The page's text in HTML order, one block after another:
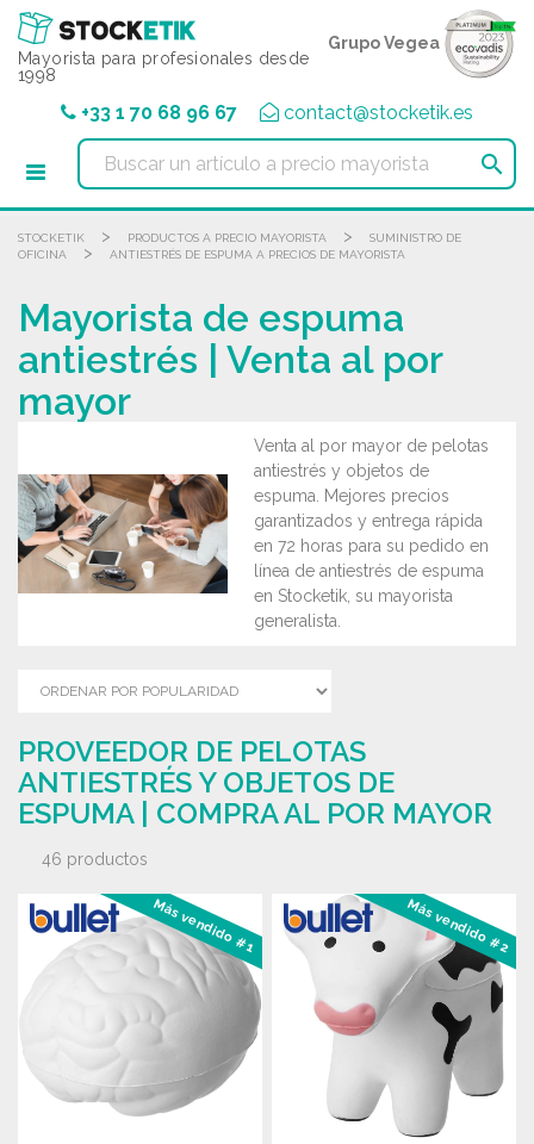
Mayorista para profesionales desde
1998
Grupo Vegea
+33 1 70 68 96 67 contact@stocketik.es

STOCKETIK > PRODUCTOS A PRECIO MAYORISTA >
SUMINISTRO DE
OFICINA
> ANTIESTRÉS DE ESPUMA A PRECIOS DE MAYORISTA
Mayorista de espuma
antiestrés | Venta al por
mayor
Venta al por mayor de pelotas
antiestrés y objetos de
espuma. Mejores precios
garantizados y entrega rápida
en 72 horas para su pedido en
línea de antiestrés de espuma
en Stocketik, su mayorista
generalista.
PROVEEDOR DE PELOTAS
ANTIESTRÉS Y OBJETOS DE
ESPUMA | COMPRA AL POR MAYOR
46 productos
Más vendido #1 Más vendido #2
Panel de gestión de cookies